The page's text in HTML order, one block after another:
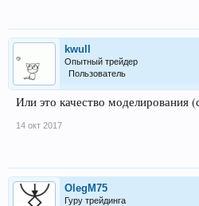
kwull
Опытный трейдер
Пользователь
Или это качество моделирования
14 окт 2017
OlegM75
Гуру трейдинга